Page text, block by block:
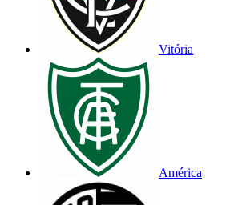
Vitória
América